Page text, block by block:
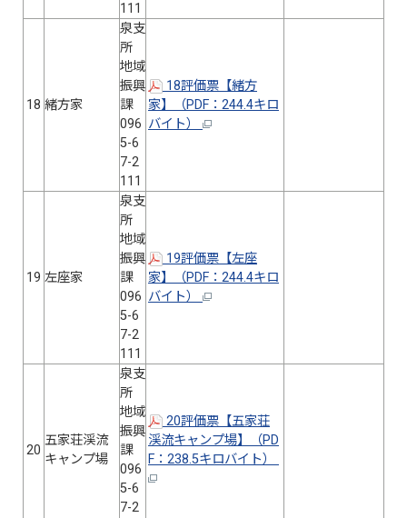
111
18 緒方家
泉支
所
地域
振興
課
096
5-6
7-2
111
18評価票【緒方
家】（PDF：244.4キロ
バイト）
19 左座家
泉支
所
地域
振興
課
096
5-6
7-2
111
19評価票【左座
家】（PDF：244.4キロ
バイト）
20
五家荘渓流
キャンプ場
泉支
所
地域
振興
課
096
5-6
7-2
20評価票【五家荘
渓流キャンプ場】（PD
F：238.5キロバイト）